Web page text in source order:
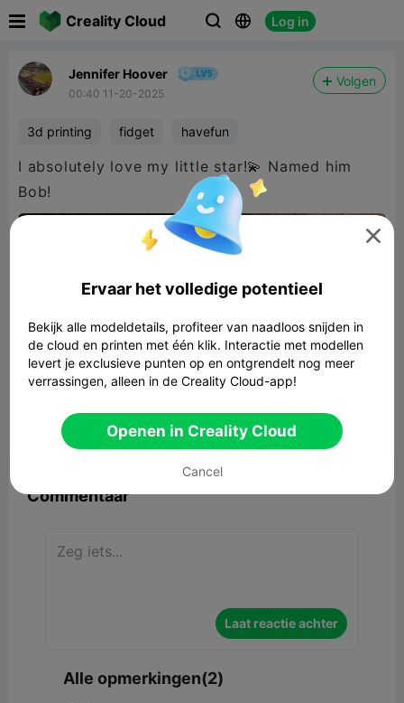
Creality Cloud   Log in
Jennifer Hoover
00:40 11-20-2025
Volgen
3d printing fidget havefun
I absolutely love my little star!💫 Named him
Bob!
Rapporteren 
Commentaar
Laat reactie achter
Alle opmerkingen(2)

Ervaar het volledige potentieel
Bekijk alle modeldetails, profiteer van naadloos snijden in
de cloud en printen met één klik. Interactie met modellen
levert je exclusieve punten op en ontgrendelt nog meer
verrassingen, alleen in de Creality Cloud-app!
Openen in Creality Cloud
Cancel